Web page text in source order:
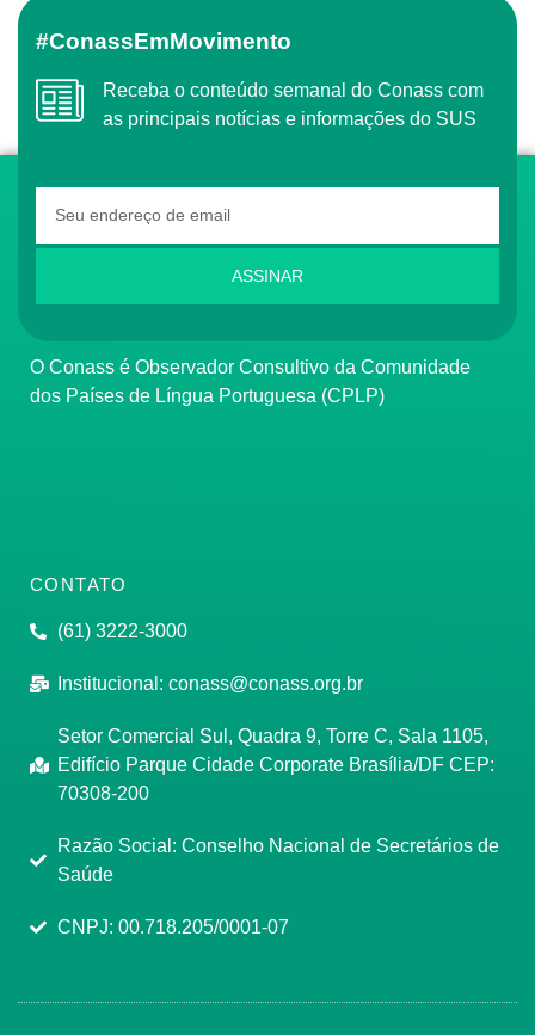
#ConassEmMovimento
Receba o conteúdo semanal do Conass com
as principais notícias e informações do SUS
ASSINAR
O Conass é Observador Consultivo da Comunidade
dos Países de Língua Portuguesa (CPLP)
CONTATO
(61) 3222-3000
Institucional: conass@conass.org.br
Setor Comercial Sul, Quadra 9, Torre C, Sala 1105,
Edifício Parque Cidade Corporate Brasília/DF CEP:
70308-200
Razão Social: Conselho Nacional de Secretários de
Saúde
CNPJ: 00.718.205/0001-07